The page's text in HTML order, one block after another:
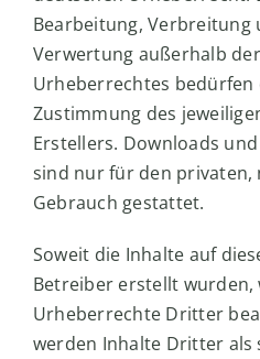
Bearbeitung, Verbreitung
Verwertung außerhalb
Urheberrechtes
Zustimmung des
Erstellers. Downloads
sind nur für den privaten,
Gebrauch gestattet.
Soweit die Inhalte auf
Betreiber erstellt wurden,
Urheberrechte Dritter
werden Inhalte Dritter als